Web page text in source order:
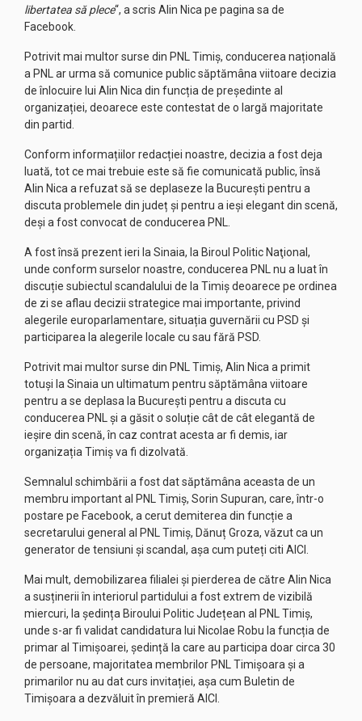
libertatea să plece“, a scris Alin Nica pe pagina sa de
Facebook.
Potrivit mai multor surse din PNL Timiș, conducerea națională
a PNL ar urma să comunice public săptămâna viitoare decizia
de înlocuire lui Alin Nica din funcția de președinte al
organizației, deoarece este contestat de o largă majoritate
din partid.
Conform informațiilor redacției noastre, decizia a fost deja
luată, tot ce mai trebuie este să fie comunicată public, însă
Alin Nica a refuzat să se deplaseze la București pentru a
discuta problemele din județ și pentru a ieși elegant din scenă,
deși a fost convocat de conducerea PNL.
A fost însă prezent ieri la Sinaia, la Biroul Politic Naţional,
unde conform surselor noastre, conducerea PNL nu a luat în
discuție subiectul scandalului de la Timiș deoarece pe ordinea
de zi se aflau decizii strategice mai importante, privind
alegerile europarlamentare, situația guvernării cu PSD și
participarea la alegerile locale cu sau fără PSD.
Potrivit mai multor surse din PNL Timiș, Alin Nica a primit
totuși la Sinaia un ultimatum pentru săptămâna viitoare
pentru a se deplasa la București pentru a discuta cu
conducerea PNL și a găsit o soluție cât de cât elegantă de
ieșire din scenă, în caz contrat acesta ar fi demis, iar
organizația Timiș va fi dizolvată.
Semnalul schimbării a fost dat săptămâna aceasta de un
membru important al PNL Timiș, Sorin Supuran, care, într-o
postare pe Facebook, a cerut demiterea din funcție a
secretarului general al PNL Timiș, Dănuț Groza, văzut ca un
generator de tensiuni și scandal, așa cum puteți citi AICI.
Mai mult, demobilizarea filialei și pierderea de către Alin Nica
a susținerii în interiorul partidului a fost extrem de vizibilă
miercuri, la ședința Biroului Politic Județean al PNL Timiș,
unde s-ar fi validat candidatura lui Nicolae Robu la funcția de
primar al Timișoarei, ședință la care au participa doar circa 30
de persoane, majoritatea membrilor PNL Timișoara și a
primarilor nu au dat curs invitației, așa cum Buletin de
Timișoara a dezvăluit în premieră AICI.